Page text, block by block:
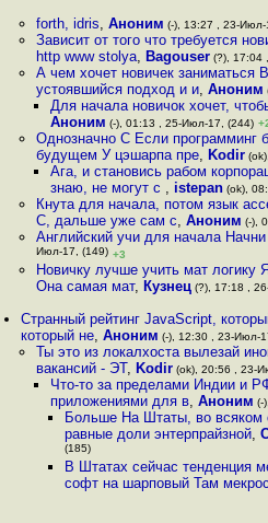
forth, idris, Аноним (-), 13:27 , 23-Июл-
Зависит от того что требуется
http www stolya, Bagouser(?), 17:04
А чем хочет новичек заниматься
устоявшийся подход и и, Аноним
Для начала новичок хочет,
Аноним (-), 01:13 , 25-Июл-17, (244)
Однозначно C Если программинг
будущем У цэшарпа пре, Kodir
Ага, и становись рабом
знаю, не могут с , istepan(ok),
Кнута для начала, потом язык
C, дальше уже сам с, Аноним (-),
Английский учи для начала Начни
Июл-17, (149) +3
Новичку лучше учить мат логику
Она самая мат, Кузнец(?), 17:18 ,
Странный рейтинг JavaScript,
который не,Аноним (-), 12:30 , 23-Июл-
Ты это из локалхоста вылезай
вакансий - ЭТ, Kodir(ok), 20:56 , 23-
Что-то за пределами Индии и
приложениями для в, Аноним (-
Больше На Штаты, во всяком
равные доли энтерпрайзной,
(185)
В Штатах сейчас тенденция
софт на шарповый Там мекрос